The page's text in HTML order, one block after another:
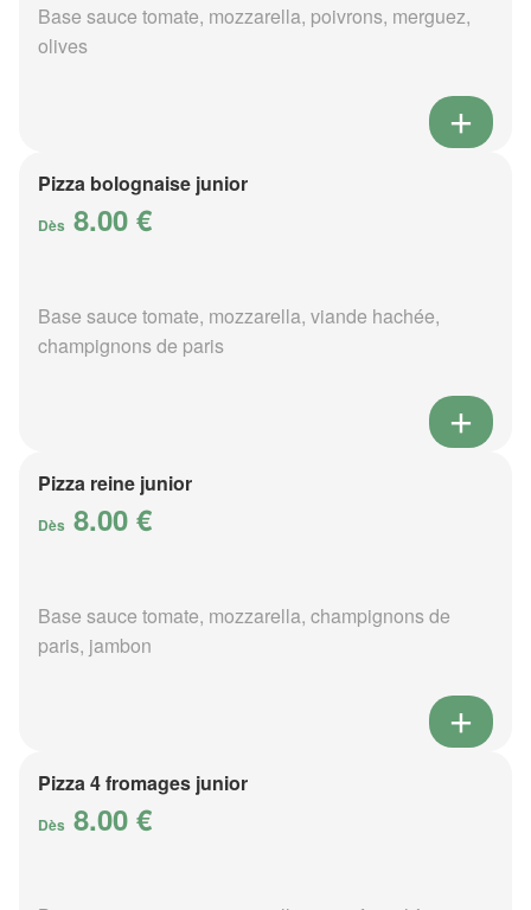
Base sauce tomate, mozzarella, poivrons, merguez,
olives
Pizza bolognaise junior
Dès 8.00 €
Base sauce tomate, mozzarella, viande hachée,
champignons de paris
Pizza reine junior
Dès 8.00 €
Base sauce tomate, mozzarella, champignons de
paris, jambon
Pizza 4 fromages junior
Dès 8.00 €